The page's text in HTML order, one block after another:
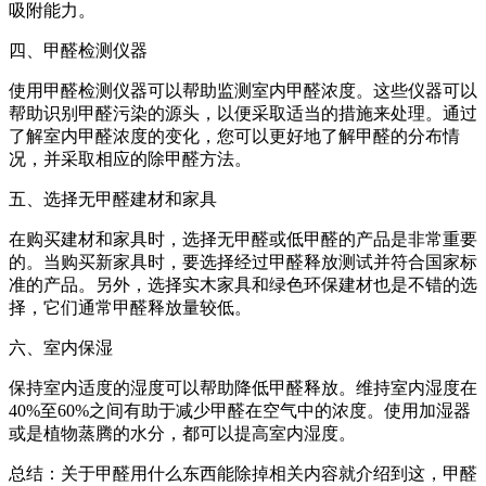
吸附能力。
四、甲醛检测仪器
使用甲醛检测仪器可以帮助监测室内甲醛浓度。这些仪器可以
帮助识别甲醛污染的源头，以便采取适当的措施来处理。通过
了解室内甲醛浓度的变化，您可以更好地了解甲醛的分布情
况，并采取相应的除甲醛方法。
五、选择无甲醛建材和家具
在购买建材和家具时，选择无甲醛或低甲醛的产品是非常重要
的。当购买新家具时，要选择经过甲醛释放测试并符合国家标
准的产品。另外，选择实木家具和绿色环保建材也是不错的选
择，它们通常甲醛释放量较低。
六、室内保湿
保持室内适度的湿度可以帮助降低甲醛释放。维持室内湿度在
40%至60%之间有助于减少甲醛在空气中的浓度。使用加湿器
或是植物蒸腾的水分，都可以提高室内湿度。
总结：关于甲醛用什么东西能除掉相关内容就介绍到这，甲醛